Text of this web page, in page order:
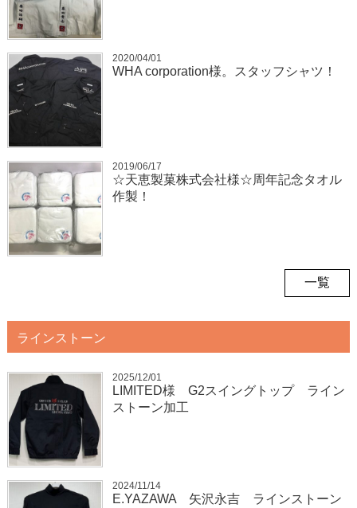
2020/04/01
WHA corporation様。スタッフシャツ！
2019/06/17
☆天恵製菓株式会社様☆周年記念タオル
作製！
一覧
ラインストーン
2025/12/01
LIMITED様 G2スイングトップ ライン
ストーン加工
2024/11/14
E.YAZAWA 矢沢永吉 ラインストーン